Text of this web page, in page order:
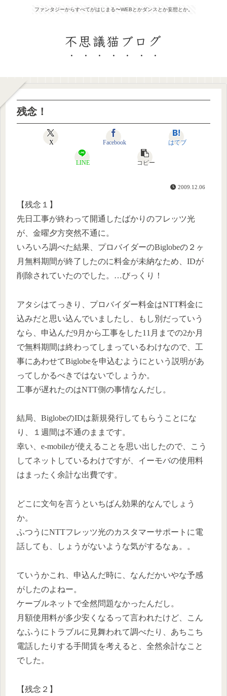
ファンタジーからすべてがはじまる〜WEBとかダンスとか妄想とか。
不思議猫ブログ
残念！
X Facebook はてブ
LINE コピー
2009.12.06
【残念１】
先日工事が終わって開通したばかりのフレッツ光
が、金曜夕方突然不通に。
いろいろ調べた結果、プロバイダーのBiglobeの２ヶ
月無料期間が終了したのに料金が未納なため、IDが
削除されていたのでした。…びっくり！
アタシはてっきり、プロバイダー料金はNTT料金に
込みだと思い込んでいましたし、もし別だっていう
なら、申込んだ9月から工事をした11月までの2か月
で無料期間は終わってしまっているわけなので、工
事にあわせてBiglobeを申込むようにという説明があ
ってしかるべきではないでしょうか。
工事が遅れたのはNTT側の事情なんだし。
結局、BiglobeのIDは新規発行してもらうことにな
り、１週間は不通のままです。
幸い、e-mobileが使えることを思い出したので、こう
してネットしているわけですが、イーモバの使用料
はまったく余計な出費です。
どこに文句を言うといちばん効果的なんでしょう
か。
ふつうにNTTフレッツ光のカスタマーサポートに電
話しても、しょうがないような気がするなぁ。。
ていうかこれ、申込んだ時に、なんだかいやな予感
がしたのよねー。
ケーブルネットで全然問題なかったんだし。
月額使用料が多少安くなるって言われたけど、こん
なふうにトラブルに見舞われて調べたり、あちこち
電話したりする手間賃を考えると、全然余計なこと
でした。
【残念２】